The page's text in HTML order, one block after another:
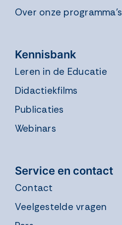
Over onze programma’s
Kennisbank
Leren in de Educatie
Didactiekfilms
Publicaties
Webinars
Service en contact
Contact
Veelgestelde vragen